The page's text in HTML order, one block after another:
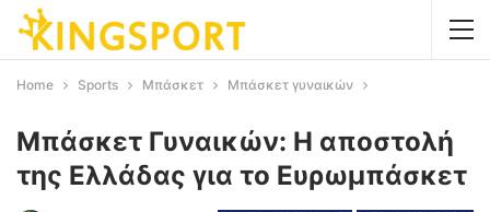
Home Sports Μπάσκετ Μπάσκετ γυναικών
Μπάσκετ Γυναικών: Η αποστολή
της Ελλάδας για το Ευρωμπάσκετ